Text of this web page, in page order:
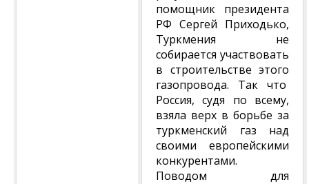
помощник президента
РФ Сергей Приходько,
Туркмения не
собирается участвовать
в строительстве этого
газопровода. Так что
Россия, судя по всему,
взяла верх в борьбе за
туркменский газ над
своими европейскими
конкурентами.
Поводом для